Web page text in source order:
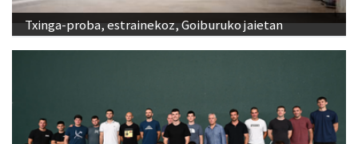
Txinga-proba, estrainekoz, Goiburuko jaietan